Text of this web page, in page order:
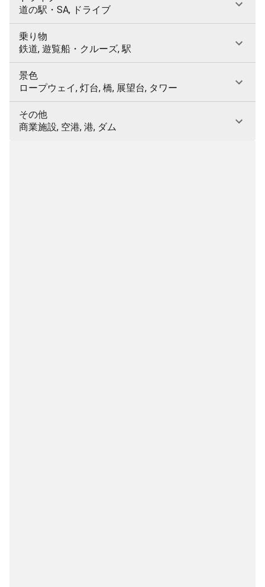
道の駅・SA, ドライブ
乗り物
鉄道, 遊覧船・クルーズ, 駅
景色
ロープウェイ, 灯台, 橋, 展望台, タワー
その他
商業施設, 空港, 港, ダム